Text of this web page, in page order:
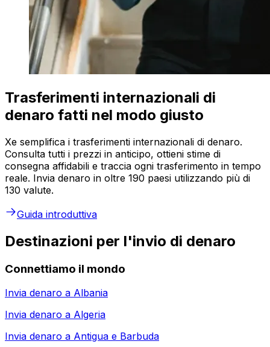
Trasferimenti internazionali di
denaro fatti nel modo giusto
Xe semplifica i trasferimenti internazionali di denaro.
Consulta tutti i prezzi in anticipo, ottieni stime di
consegna affidabili e traccia ogni trasferimento in tempo
reale. Invia denaro in oltre 190 paesi utilizzando più di
130 valute.
Guida introduttiva
Destinazioni per l'invio di denaro
Connettiamo il mondo
Invia denaro a Albania
Invia denaro a Algeria
Invia denaro a Antigua e Barbuda